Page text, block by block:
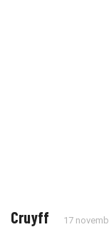
Cruyff 17